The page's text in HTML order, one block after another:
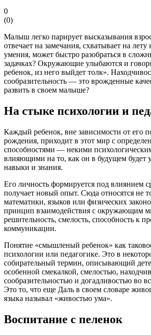
0
(0)
Малыш легко парирует высказывания
отвечает на замечания, схватывает на
умения, может быстро разобраться в
задачках? Окружающие улыбаются и
ребенок, из него выйдет толк».
сообразительность — это врожденные
развить в своем малыше?
На стыке психологии и
Каждый ребенок, вне зависимости от его
рождения, приходит в этот мир с
способностями — некими
влияющими на то, как он в будущем будет
навыки и знания.
Его личность формируется под влиянием
получает новый опыт. Сюда относятся не
математики, языков или физических
принцип взаимодействия с окружающим
решительность, смелость, способность к
коммуникации.
Понятие «смышленый ребенок» как
психологии или педагогике. Это в
собирательный термин, описывающий
особенной смекалкой, смелостью,
сообразительностью и догадливостью во
Это то, что еще Даль в своем словаре
языка называл «живостью ума».
Воспитание с пеленок